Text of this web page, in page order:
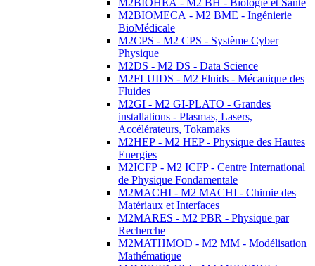
M2BIOHEA - M2 BH - Biologie et Santé
M2BIOMECA - M2 BME - Ingénierie
BioMédicale
M2CPS - M2 CPS - Système Cyber
Physique
M2DS - M2 DS - Data Science
M2FLUIDS - M2 Fluids - Mécanique des
Fluides
M2GI - M2 GI-PLATO - Grandes
installations - Plasmas, Lasers,
Accélérateurs, Tokamaks
M2HEP - M2 HEP - Physique des Hautes
Energies
M2ICFP - M2 ICFP - Centre International
de Physique Fondamentale
M2MACHI - M2 MACHI - Chimie des
Matériaux et Interfaces
M2MARES - M2 PBR - Physique par
Recherche
M2MATHMOD - M2 MM - Modélisation
Mathématique